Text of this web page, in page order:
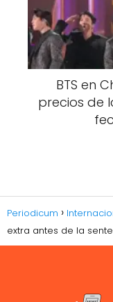
BTS en
precios de
Periodicum
extra antes de la